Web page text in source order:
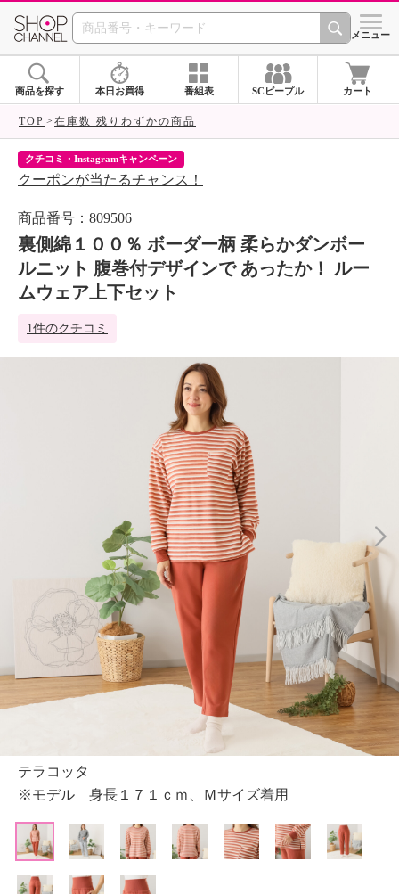
SHOP CHANNEL シメニュー
商品を探す 本日お買得 番組表 SCピープル カート
TOP 在庫数 残りわずかの商品
クチコミ・Instagramキャンペーン
クーポンが当たるチャンス！
商品番号：809506
裏側綿１００％ ボーダー柄 柔らかダンボー
ルニット 腹巻付デザインで あったか！ ルー
ムウェア上下セット
1件のクチコミ
テラコッタ
※モデル 身長１７１ｃｍ、Ｍサイズ着用